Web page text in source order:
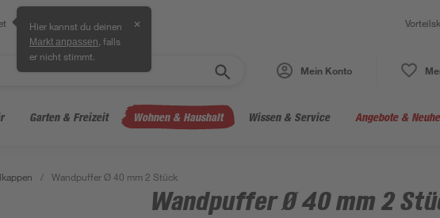
Hier kannst du deinen
Markt anpassen , falls
er nicht stimmt.
✕
Mein Konto
Garten & Freizeit Wohnen & Haushalt Wissen & Service Angebote &
/ Wandpuffer Ø 40 mm 2 Stück
Wandpuffer Ø 40 mm 2